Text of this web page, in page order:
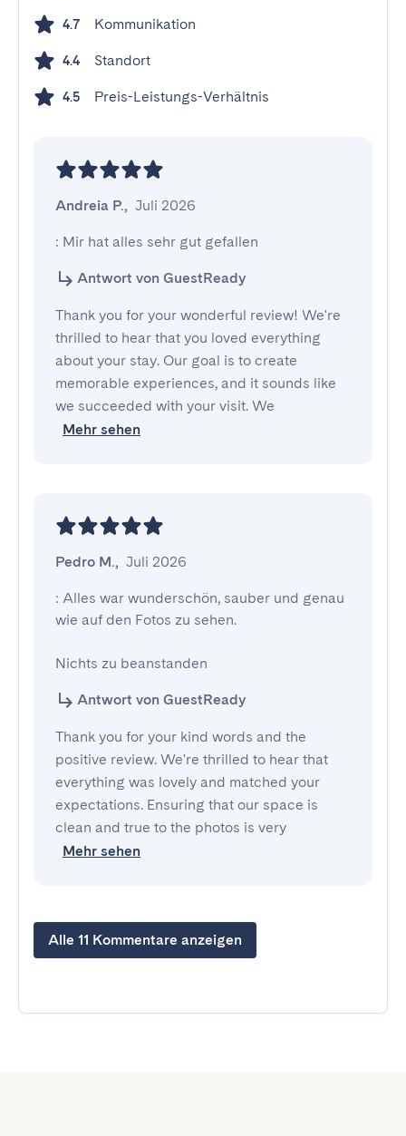
4.7 Kommunikation
4.4 Standort
4.5 Preis-Leistungs-Verhältnis
Andreia P., Juli 2026
: Mir hat alles sehr gut gefallen
Antwort von GuestReady
Thank you for your wonderful review! We're
thrilled to hear that you loved everything
about your stay. Our goal is to create
memorable experiences, and it sounds like
we succeeded with your visit. We
Mehr sehen
Pedro M., Juli 2026
: Alles war wunderschön, sauber und genau
wie auf den Fotos zu sehen.
Nichts zu beanstanden
Antwort von GuestReady
Thank you for your kind words and the
positive review. We're thrilled to hear that
everything was lovely and matched your
expectations. Ensuring that our space is
clean and true to the photos is very
Mehr sehen
Alle 11 Kommentare anzeigen